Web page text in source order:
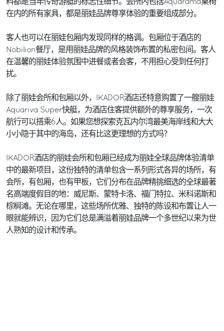
料都是当年传奇游艇的标志性细节。会所内包括Aquarama桌椅
在内的所有家具，都是丽娃品牌尊享体验的重要组成部分。
客人也可以在丽娃包厢内发现同样的格调。包厢位于酒店的
Nobilion餐厅，是用丽娃品牌的风格装饰布置的私密包间。客人
在温馨的丽娃体验氛围中进餐或者会客，不用担心受到任何打
扰。
除了丽娃会所和包厢以外，IKADOR酒店还特意购置了一艘丽娃
Aquariva Super快艇，为酒店住客提供额外的尊享服务，一次
航行可以搭乘6人。如果您想探索克瓦内尔湾最美海岸线和大大
小小隐于其中的海岛，还有比这更理想的方式吗？
IKADOR酒店的丽娃会所和包厢已经成为丽娃全球品牌体验清单
中的最新项目，这份独特的清单包含一系列形式各异的场所，有
会所，有包厢，也有甲板，它们分布在品牌精挑细选的全球最著
名高端度假目的地：威尼斯、蒙特卡洛、福门特拉、米科诺斯和
棕榈滩。无论在哪里，这些场所优雅、独特的陈设和布置让人一
眼就能辨识，因为它们总是满溢着丽娃品牌一个多世纪以来为世
人熟知的设计和传承。